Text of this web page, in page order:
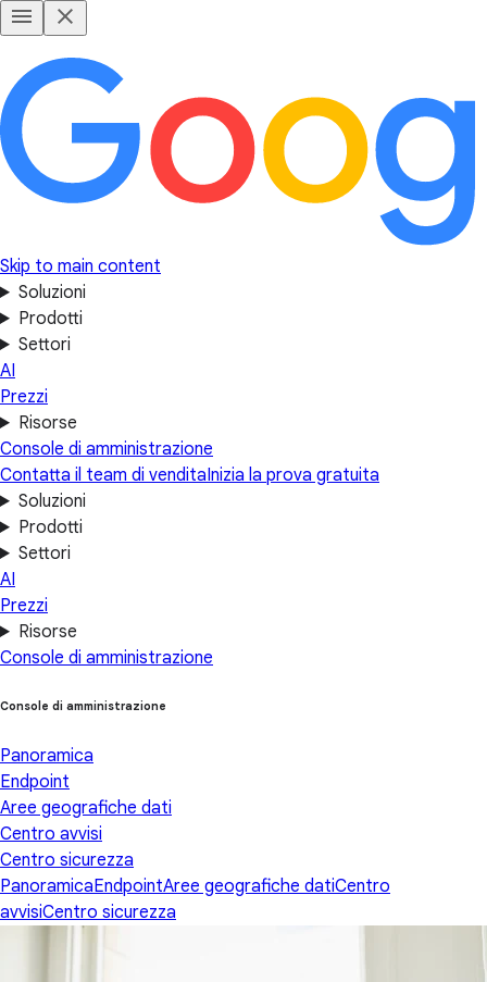
Skip to main content
Soluzioni
Prodotti
Settori
AI
Prezzi
Risorse
Console di amministrazione
Contatta il team di venditaInizia la prova gratuita
Soluzioni
Prodotti
Settori
AI
Prezzi
Risorse
Console di amministrazione
Console di amministrazione
Panoramica
Endpoint
Aree geografiche dati
Centro avvisi
Centro sicurezza
PanoramicaEndpointAree geografiche datiCentro
avvisiCentro sicurezza